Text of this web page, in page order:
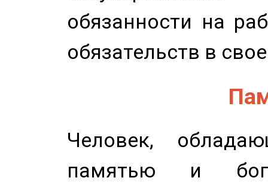
обязанности на
обязательств в
Человек,
памятью и